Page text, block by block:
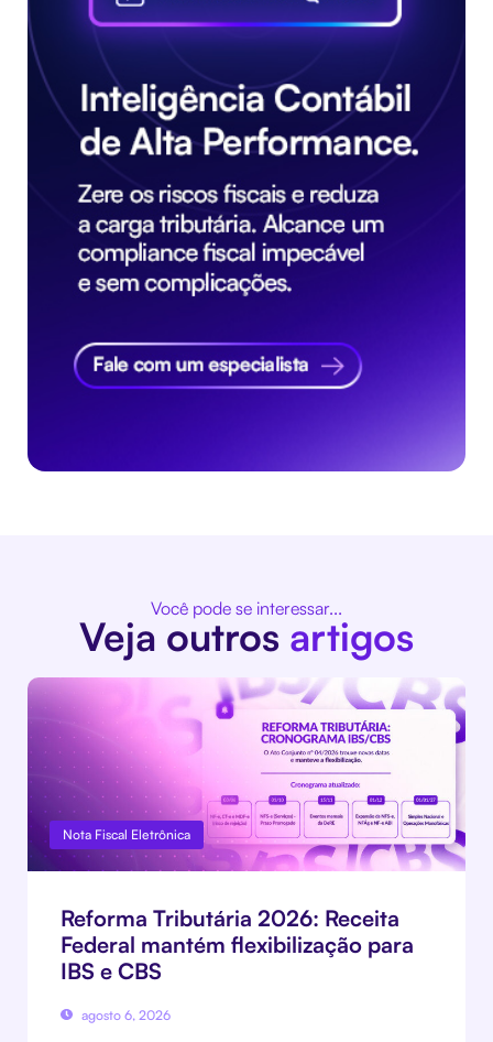
Você pode se interessar...
Veja outros artigos
Nota Fiscal Eletrônica
Reforma Tributária 2026: Receita
Federal mantém flexibilização para
IBS e CBS
agosto 6, 2026